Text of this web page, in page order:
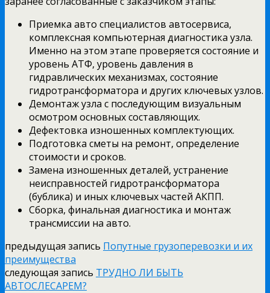
Приемка авто специалистов автосервиса,
комплексная компьютерная диагностика узла.
Именно на этом этапе проверяется состояние и
уровень АТФ, уровень давления в
гидравлических механизмах, состояние
гидротрансформатора и других ключевых узлов.
Демонтаж узла с последующим визуальным
осмотром основных составляющих.
Дефектовка изношенных комплектующих.
Подготовка сметы на ремонт, определение
стоимости и сроков.
Замена изношенных деталей, устранение
неисправностей гидротрансформатора
(бублика) и иных ключевых частей АКПП.
Сборка, финальная диагностика и монтаж
трансмиссии на авто.
предыдущая запись Попутные грузоперевозки и их
преимущества
следующая запись ТРУДНО ЛИ БЫТЬ
АВТОСЛЕСАРЕМ?